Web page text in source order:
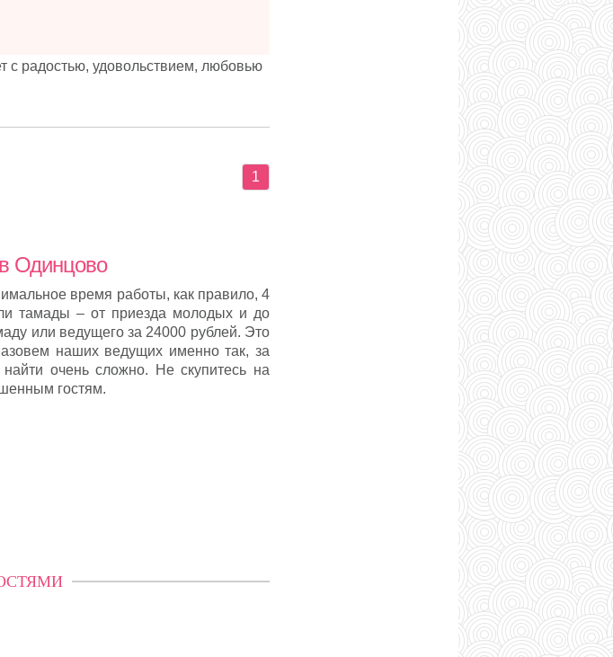
с радостью, удовольствием, любовью
1
Одинцово
время работы, как правило, 4
тамады – от приезда молодых и до
или ведущего за 24000 рублей. Это
наших ведущих именно так, за
очень сложно. Не скупитесь на
гостям.